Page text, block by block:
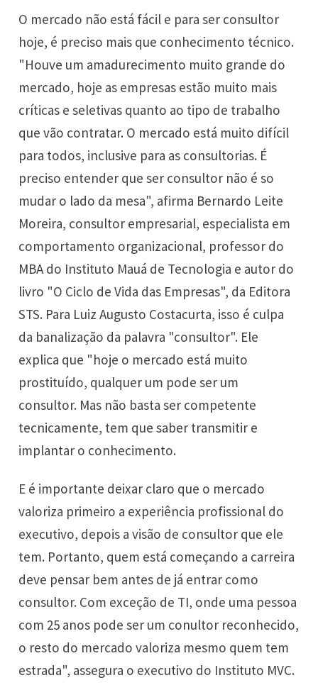
O mercado não está fácil e para ser consultor
hoje, é preciso mais que conhecimento técnico.
"Houve um amadurecimento muito grande do
mercado, hoje as empresas estão muito mais
críticas e seletivas quanto ao tipo de trabalho
que vão contratar. O mercado está muito difícil
para todos, inclusive para as consultorias. É
preciso entender que ser consultor não é so
mudar o lado da mesa", afirma Bernardo Leite
Moreira, consultor empresarial, especialista em
comportamento organizacional, professor do
MBA do Instituto Mauá de Tecnologia e autor do
livro "O Ciclo de Vida das Empresas", da Editora
STS. Para Luiz Augusto Costacurta, isso é culpa
da banalização da palavra "consultor". Ele
explica que "hoje o mercado está muito
prostituído, qualquer um pode ser um
consultor. Mas não basta ser competente
tecnicamente, tem que saber transmitir e
implantar o conhecimento.
E é importante deixar claro que o mercado
valoriza primeiro a experiência profissional do
executivo, depois a visão de consultor que ele
tem. Portanto, quem está começando a carreira
deve pensar bem antes de já entrar como
consultor. Com exceção de TI, onde uma pessoa
com 25 anos pode ser um conultor reconhecido,
o resto do mercado valoriza mesmo quem tem
estrada", assegura o executivo do Instituto MVC.